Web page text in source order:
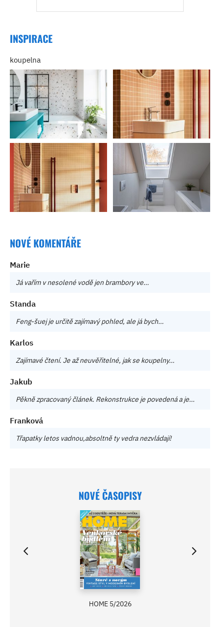
INSPIRACE
koupelna
NOVÉ KOMENTÁŘE
Marie
Já vařím v nesolené vodě jen brambory ve…
Standa
Feng-šuej je určitě zajímavý pohled, ale já bych…
Karlos
Zajímavé čtení. Je až neuvěřitelné, jak se koupelny…
Jakub
Pěkně zpracovaný článek. Rekonstrukce je povedená a je…
Franková
Třapatky letos vadnou,absoltně ty vedra nezvládají!
NOVÉ ČASOPISY
HOME 5/2026